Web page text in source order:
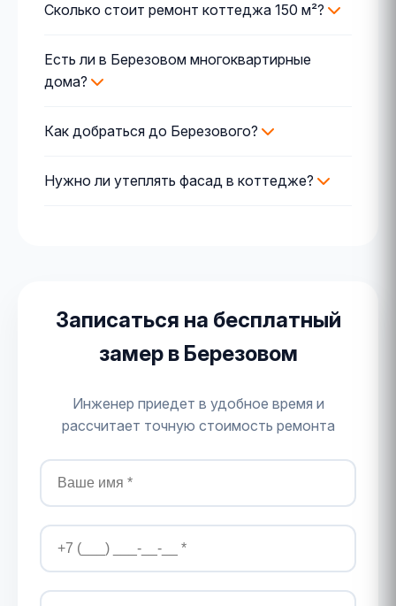
Сколько стоит ремонт коттеджа 150 м²?
Есть ли в Березовом многоквартирные
дома?
Как добраться до Березового?
Нужно ли утеплять фасад в коттедже?
Записаться на бесплатный
замер в Березовом
Инженер приедет в удобное время и
рассчитает точную стоимость ремонта